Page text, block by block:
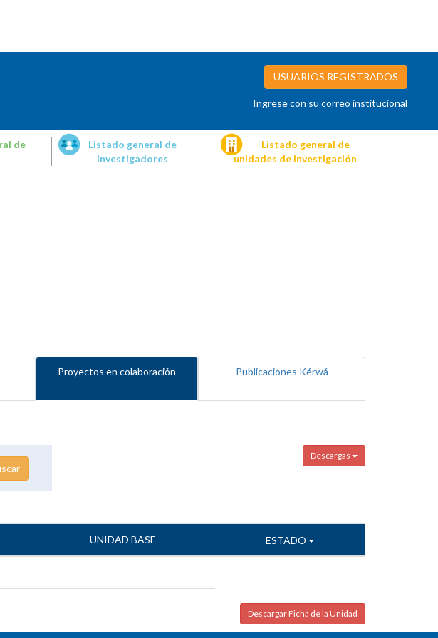
USUARIOS REGISTRADOS
Ingrese con su correo institucional
de
Listado general de
investigadores
Listado general de
unidades de investigación
Proyectos en colaboración Publicaciones Kérwá
Descargas
UNIDAD BASE ESTADO
Descargar Ficha de la Unidad